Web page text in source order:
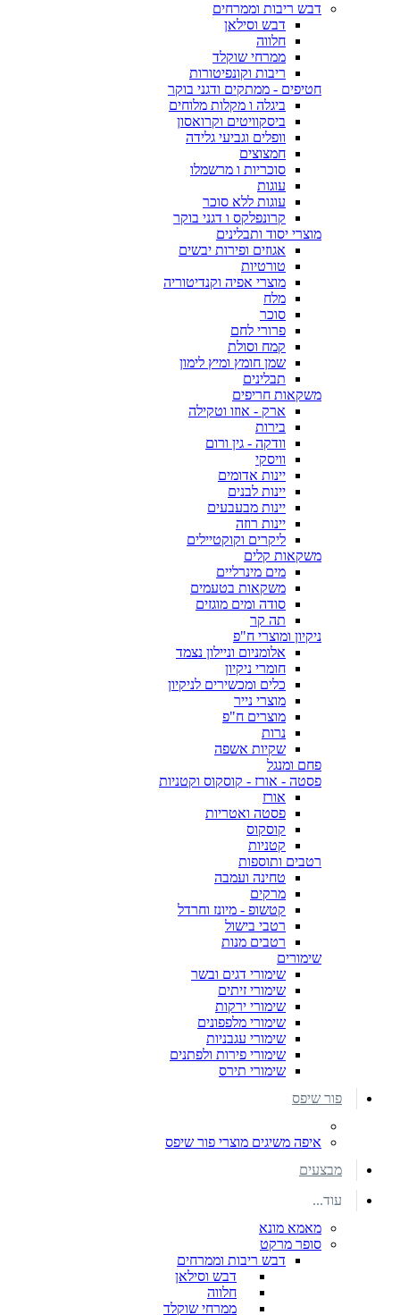
דבש ריבות וממרחים
דבש וסילאן
חלווה
ממרחי שוקלד
ריבות וקונפיטורות
חטיפים - ממתקים ודגני בוקר
ביגלה ו מקלות מלוחים
ביסקוויטים וקרואסון
וופלים וגביעי גלידה
חמצוצים
סוכריות ו מרשמלו
עוגות
עוגות ללא סוכר
קרונפלקס ו דגני בוקר
מוצרי יסוד ותבלינים
אגוזים ופירות יבשים
טורטיות
מוצרי אפיה וקנדיטוריה
מלח
סוכר
פרורי לחם
קמח וסולת
שמן חומץ ומיץ לימון
תבלינים
משקאות חריפים
ארק - אוזו וטקילה
בירות
וודקה - גין ורום
וויסקי
יינות אדומים
יינות לבנים
יינות מבעבעים
יינות רוזה
ליקרים וקוקטיילים
משקאות קלים
מים מינרליים
משקאות בטעמים
סודה ומים מוגזים
תה קר
ניקיון ומוצרי ח"פ
אלומניום וניילון נצמד
חומרי ניקיון
כלים ומכשירים לניקיון
מוצרי נייר
מוצרים ח"פ
נרות
שקיות אשפה
פחם ומנגל
פסטה - אורז - קוסקוס וקטניות
אורז
פסטה ואטריות
קוסקוס
קטניות
רטבים ותוספות
טחינה ועמבה
מרקים
קטשופ - מיונז וחרדל
רטבי בישול
רטבים מנות
שימורים
שימורי דגים ובשר
שימורי זיתים
שימורי ירקות
שימורי מלפפונים
שימורי עגבניות
שימורי פירות ולפתנים
שימורי תירס
פור שיפס
איפה משיגים מוצרי פור שיפס
מבצעים
עוד...
מאמא מונא
סופר מרקט
דבש ריבות וממרחים
דבש וסילאן
חלווה
ממרחי שוקלד